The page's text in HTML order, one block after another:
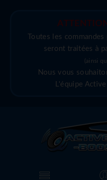
Toutes les
seront traitées à
(ainsi
Nous vous
L'équipe